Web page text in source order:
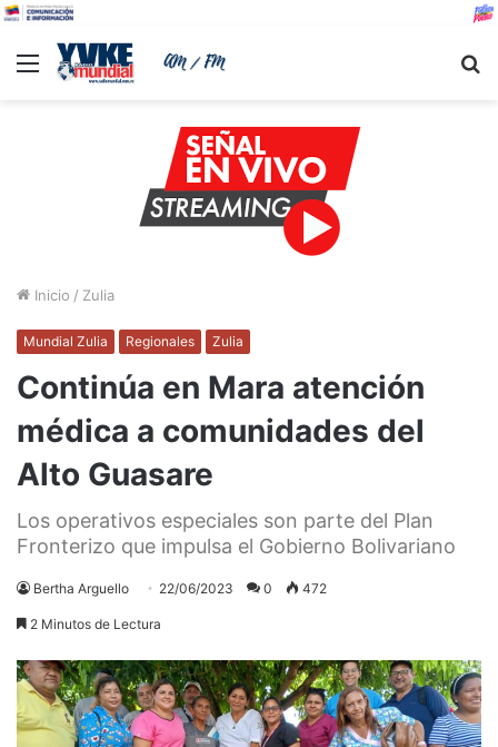
Menu
Inicio / Zulia
Mundial Zulia Regionales Zulia
Continúa en Mara atención
médica a comunidades del
Alto Guasare
Los operativos especiales son parte del Plan
Fronterizo que impulsa el Gobierno Bolivariano
Bertha Arguello 22/06/2023 0 472
2 Minutos de Lectura